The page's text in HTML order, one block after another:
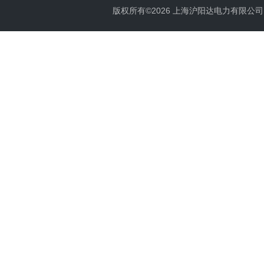
版权所有©2026 上海沪阳达电力有限公